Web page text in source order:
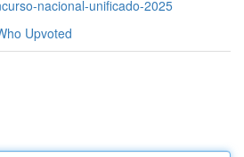
nacional-unificado-2025
Upvoted